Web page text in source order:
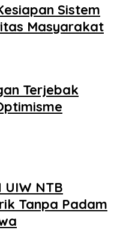
Sistem
Masyarakat
Terjebak
UIW NTB
Tanpa Padam